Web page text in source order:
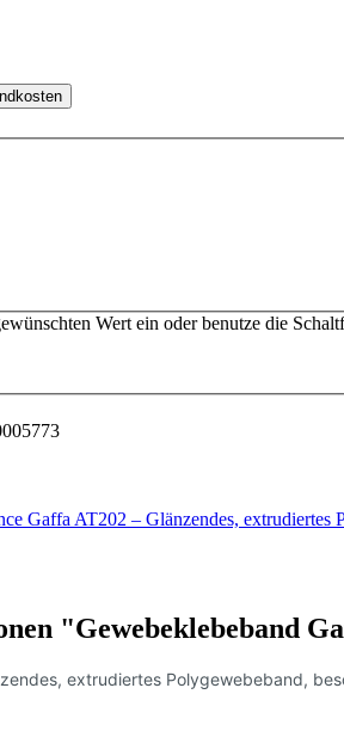
Wert ein oder benutze die
Gaffa AT202 – Glänzendes,
"Gewebeklebeband
extrudiertes Polygewebeband,